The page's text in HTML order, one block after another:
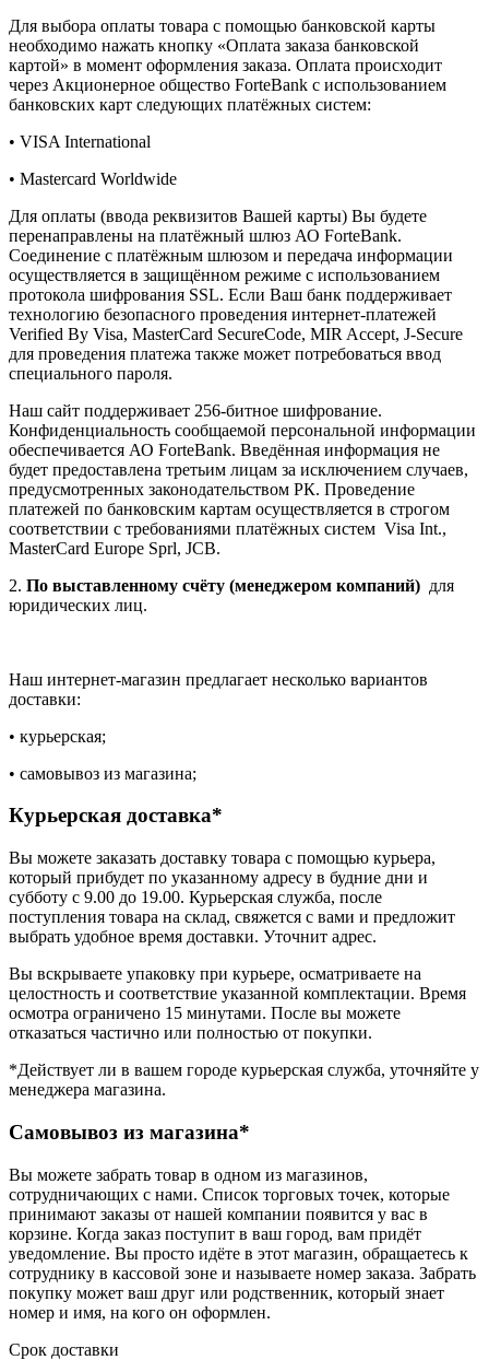
Для выбора оплаты товара с помощью банковской карты
необходимо нажать кнопку «Оплата заказа банковской
картой» в момент оформления заказа. Оплата происходит
через Акционерное общество ForteBank с использованием
банковских карт следующих платёжных систем:
• VISA International
• Mastercard Worldwide
Для оплаты (ввода реквизитов Вашей карты) Вы будете
перенаправлены на платёжный шлюз АО ForteBank.
Соединение с платёжным шлюзом и передача информации
осуществляется в защищённом режиме с использованием
протокола шифрования SSL. Если Ваш банк поддерживает
технологию безопасного проведения интернет-платежей
Verified By Visa, MasterCard SecureCode, MIR Accept, J-Secure
для проведения платежа также может потребоваться ввод
специального пароля.
Наш сайт поддерживает 256-битное шифрование.
Конфиденциальность сообщаемой персональной информации
обеспечивается АО ForteBank. Введённая информация не
будет предоставлена третьим лицам за исключением случаев,
предусмотренных законодательством РК. Проведение
платежей по банковским картам осуществляется в строгом
соответствии с требованиями платёжных систем Visa Int.,
MasterCard Europe Sprl, JCB.
2. По выставленному счёту (менеджером компаний) для
юридических лиц.
Наш интернет-магазин предлагает несколько вариантов
доставки:
• курьерская;
• самовывоз из магазина;
Курьерская доставка*
Вы можете заказать доставку товара с помощью курьера,
который прибудет по указанному адресу в будние дни и
субботу с 9.00 до 19.00. Курьерская служба, после
поступления товара на склад, свяжется с вами и предложит
выбрать удобное время доставки. Уточнит адрес.
Вы вскрываете упаковку при курьере, осматриваете на
целостность и соответствие указанной комплектации. Время
осмотра ограничено 15 минутами. После вы можете
отказаться частично или полностью от покупки.
*Действует ли в вашем городе курьерская служба, уточняйте у
менеджера магазина.
Самовывоз из магазина*
Вы можете забрать товар в одном из магазинов,
сотрудничающих с нами. Список торговых точек, которые
принимают заказы от нашей компании появится у вас в
корзине. Когда заказ поступит в ваш город, вам придёт
уведомление. Вы просто идёте в этот магазин, обращаетесь к
сотруднику в кассовой зоне и называете номер заказа. Забрать
покупку может ваш друг или родственник, который знает
номер и имя, на кого он оформлен.
Срок доставки